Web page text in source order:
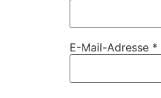
E-Mail-Adresse *